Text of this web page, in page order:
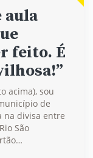
aula
feito. É
acima), sou
de
na divisa entre
São